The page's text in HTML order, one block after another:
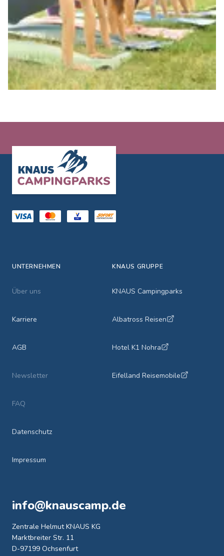
UNTERNEHMEN
Über uns
Karriere
AGB
Newsletter
FAQ
Datenschutz
Impressum
KNAUS GRUPPE
KNAUS Campingparks
Albatross Reisen
Hotel K1 Nohra
Eifelland Reisemobile
info@knauscamp.de
Zentrale Helmut KNAUS KG
Marktbreiter Str. 11
D-97199 Ochsenfurt